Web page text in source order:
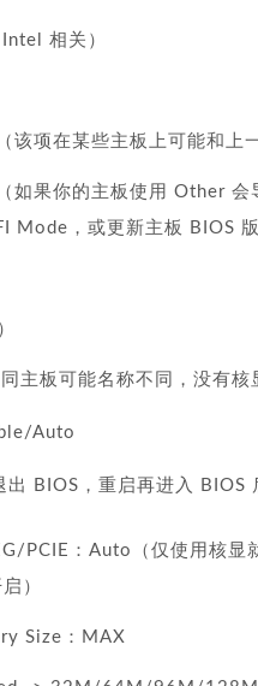
相关）
项在某些主板上可能和上
如果你的主板使用 Other 会
，或更新主板 BIOS 版
主板可能名称不同，没有核
Auto
出 BIOS，重启再进入 BIOS
PCIE：Auto（仅使用核
）
Size：MAX